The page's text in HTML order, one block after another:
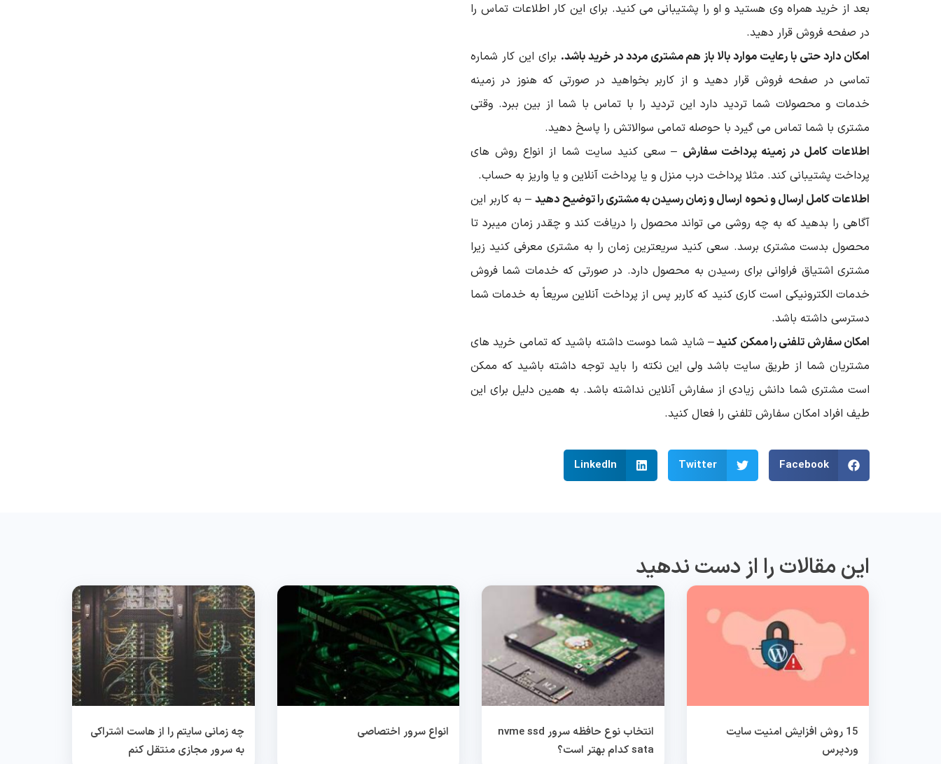
بعد از خرید همراه وی هستید و او را پشتیبانی می کنید. برای این کار اطلاعات تماس را
در صفحه فروش قرار دهید.
امکان دارد حتی با رعایت موارد بالا باز هم مشتری مردد در خرید باشد. برای این کار شماره
تماسی در صفحه فروش قرار دهید و از کاربر بخواهید در صورتی که هنوز در زمینه
خدمات و محصولات شما تردید دارد این تردید را با تماس با شما از بین ببرد. وقتی
مشتری با شما تماس می گیرد با حوصله تمامی سوالاتش را پاسخ دهید.
اطلاعات کامل در زمینه پرداخت سفارش – سعی کنید سایت شما از انواع روش های
پرداخت پشتیبانی کند. مثلا پرداخت درب منزل و یا پرداخت آنلاین و یا واریز به حساب.
اطلاعات کامل ارسال و نحوه ارسال و زمان رسیدن به مشتری را توضیح دهید– به کاربر این
آگاهی را بدهید که به چه روشی می تواند محصول را دریافت کند و چقدر زمان میبرد تا
محصول بدست مشتری برسد. سعی کنید سریعترین زمان را به مشتری معرفی کنید زیرا
مشتری اشتیاق فراوانی برای رسیدن به محصول دارد. در صورتی که خدمات شما فروش
خدمات الکترونیکی است کاری کنید که کاربر پس از پرداخت آنلاین سریعاً به خدمات شما
دسترسی داشته باشد.
امکان سفارش تلفنی را ممکن کنید– شاید شما دوست داشته باشید که تمامی خرید های
مشتریان شما از طریق سایت باشد ولی این نکته را باید توجه داشته باشید که ممکن
است مشتری شما دانش زیادی از سفارش آنلاین نداشته باشد. به همین دلیل برای این
طیف افراد امکان سفارش تلفنی را فعال کنید.
Facebook
Twitter
LinkedIn
این مقالات را از دست ندهید
15 روش افزایش امنیت سایت
وردپرس
انتخاب نوع حافظه سرور nvme ssd
sata کدام بهتر است؟
انواع سرور اختصاصی
چه زمانی سایتم را از هاست اشتراکی
به سرور مجازی منتقل کنم